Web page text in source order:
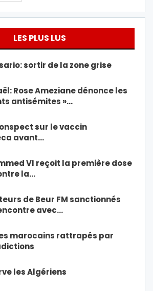
LES PLUS LUS
sortir de la zone grise
Rose Ameziane dénonce les
antisémites »…
sur le vaccin
avant…
VI reçoit la première dose
la…
de Beur FM sanctionnés
avec…
marocains rattrapés par
les Algériens